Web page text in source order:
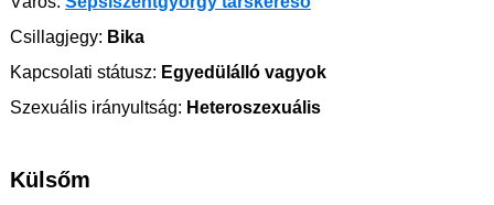
Csillagjegy: Bika
Kapcsolati státusz: Egyedülálló vagyok
Szexuális irányultság: Heteroszexuális
Külsőm